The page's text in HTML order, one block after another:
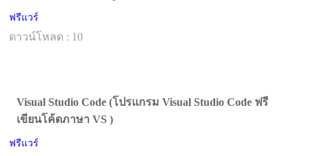
ฟรีแวร์
ดาวน์โหลด : 10
Visual Studio Code (โปรแกรม Visual Studio Code ฟรี
เขียนโค้ดภาษา VS )
ฟรีแวร์